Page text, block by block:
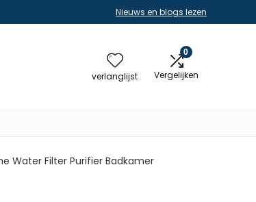
Nieuws en blogs lezen
verlanglijst
0
Vergelijken
Water Filter Purifier Badkamer